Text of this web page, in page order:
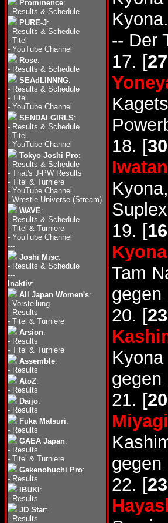
Prominence:
- Results & Schedule
PURE-J:
- Results & Schedule
- Titel
- YouTube Channel
Rose:
- Results & Schedule
SEAdLINNNG:
- Results & Schedule
- Titel
- YouTube Channel
SENDAI GIRLS:
- Results & Schedule
- Titel
- YouTube Channel
Tokyo Joshi Pro:
- Results & Schedule
- That's J-PW Results
- Titel & Turniere
- YouTube Channel
- Wrestle Universe (Stream)
WAVE:
- Results & Schedule
- Titel & Turniere
- YouTube Channel
---
Joshi Misc:
- Results & Schedule
---
Inaktiv:
All Japan Women's:
- Vorstellung
- Results
- Titel & Turniere
Arsion:
- Results
- Titel & Turniere
Assemble:
- Results
AtoZ:
- Results
Daijo:
- Results
Fuka Matsuri:
- Results
GAEA Japan:
- Results
- Titel & Turniere
Gakenohuchi Pro:
- Results
IBUKI :
- Results
JD Star:
- Results
Kyona.
-- Der
17. [
18. [
19. [
Tam
gegen
20. [
gegen
21. [
gegen
22. [